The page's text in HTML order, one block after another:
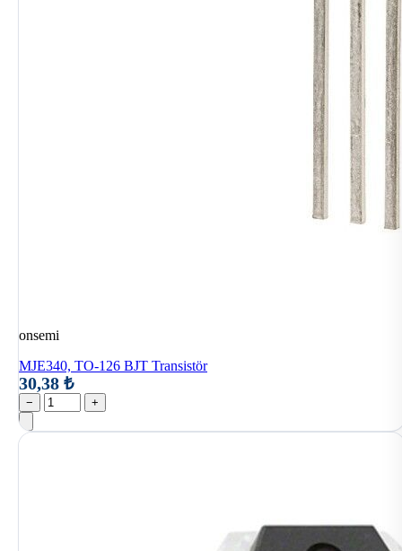
onsemi
MJE340, TO-126 BJT Transistör
30,38 ₺
− +